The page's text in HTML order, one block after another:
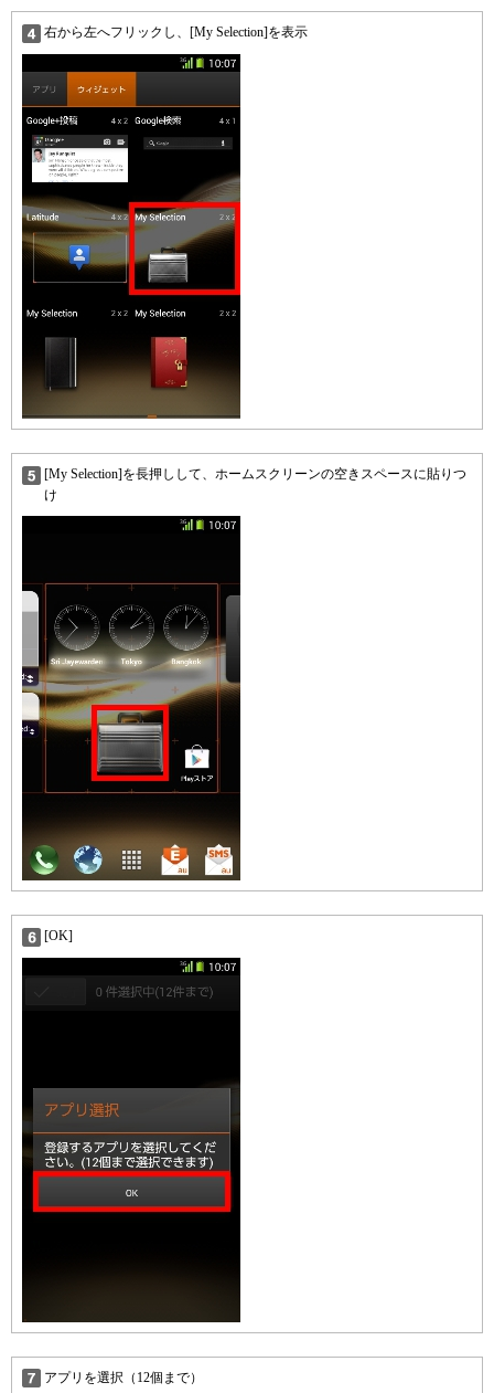
右から左へフリックし、[My Selection]を表示
[My Selection]を長押しして、ホームスクリーンの空きスペースに貼りつ
け
[OK]
アプリを選択（12個まで）